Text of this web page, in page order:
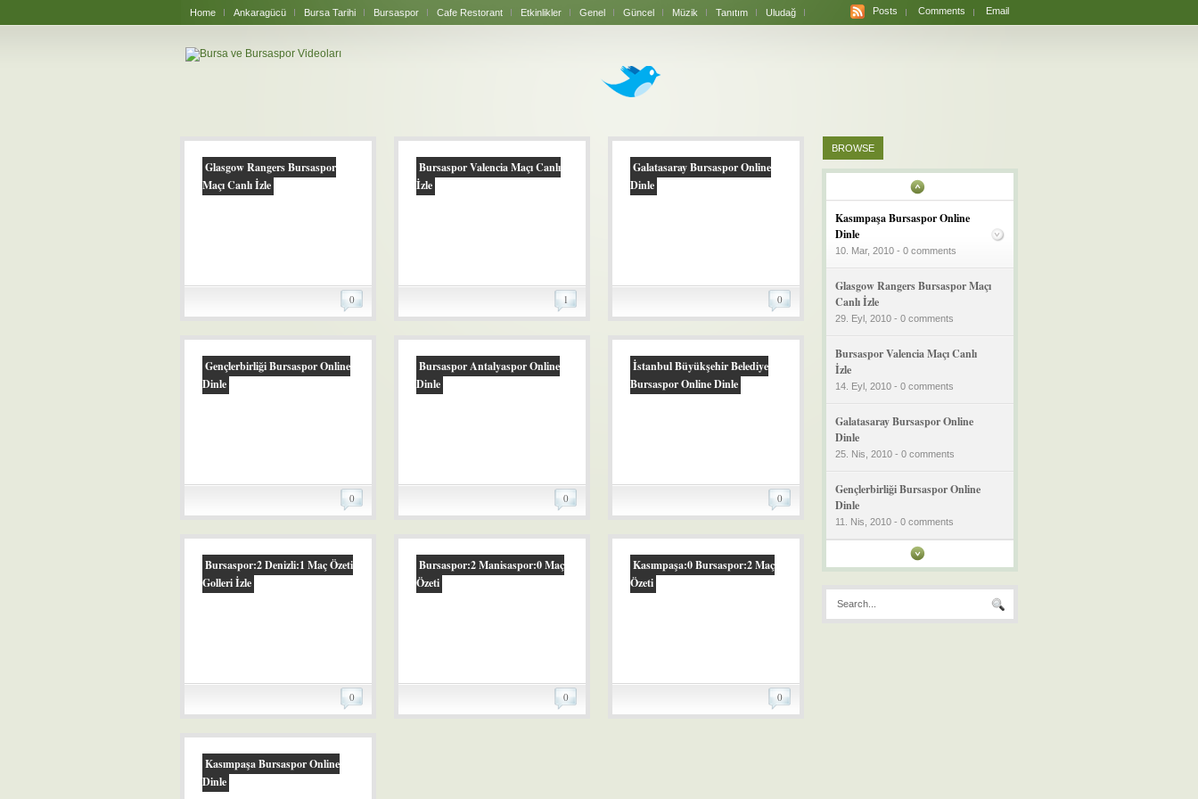
Home Ankaragücü Bursa Tarihi Bursaspor Cafe Restorant Etkinlikler Genel Güncel Müzik Tanıtım Uludağ Posts Comments Email
Glasgow Rangers Bursaspor
Maçı Canlı İzle
0
Bursaspor Valencia Maçı Canlı
İzle
1
Galatasaray Bursaspor Online
Dinle
0
Gençlerbirliği Bursaspor Online
Dinle
0
Bursaspor Antalyaspor Online
Dinle
0
İstanbul Büyükşehir Belediye
Bursaspor Online Dinle
0
Bursaspor:2 Denizli:1 Maç Özeti
Golleri İzle
0
Bursaspor:2 Manisaspor:0 Maç
Özeti
0
Kasımpaşa:0 Bursaspor:2 Maç
Özeti
0
Kasımpaşa Bursaspor Online
Dinle
BROWSE
Kasımpaşa Bursaspor Online
Dinle
10. Mar, 2010 - 0 comments
Glasgow Rangers Bursaspor Maçı
Canlı İzle
29. Eyl, 2010 - 0 comments
Bursaspor Valencia Maçı Canlı
İzle
14. Eyl, 2010 - 0 comments
Galatasaray Bursaspor Online
Dinle
25. Nis, 2010 - 0 comments
Gençlerbirliği Bursaspor Online
Dinle
11. Nis, 2010 - 0 comments
Bursaspor Antalyaspor Online
03. Nis, 2010 - 0 comments